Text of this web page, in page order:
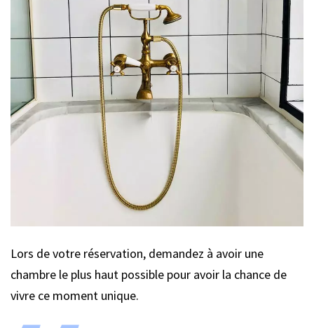
Lors de votre réservation, demandez à avoir une
chambre le plus haut possible pour avoir la chance de
vivre ce moment unique.